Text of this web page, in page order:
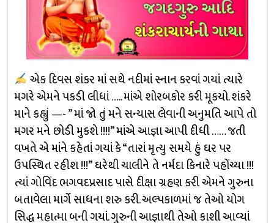
એક દિવસ શંકર માં સથે નદીમાં સ્નાન કરવાં ગયાં ત્યારે
મગરે એમને પકડી લીધાં ….. માંએ શોરબકોર કરી મૂકયો. શંકરે
માને કહ્યું —- ” માં જો તું મને સન્યાસ લેવાની અનુમતિ આપે તો
મગર મને છોડી મુકશે !!!!” માંએ આજ્ઞા આપી દીધી …… જતી
વખતે એ માંને કહેતાં ગયાં કે “તારાં મૃત્યુ સમયે હું ઘર પર
ઉપસ્થિત રહીશ !!!” ઘરેથી ચાલીને તે નર્મદા કિનારે પહોંચ્યા !!!
ત્યાં ગોવિંદ ભગવદપ્રસાદ પાસે દીક્ષા ગ્રહણ કરી એમને ગુરુના
બતાવેલા માર્ગે સાધના શરુ કરી. અલ્પકાળમાં જ તેઓ યોગ
સિદ્ધ મહાત્મા બની ગયાં. ગુરુની આજ્ઞાથી તેઓ કાશી આવ્યાં